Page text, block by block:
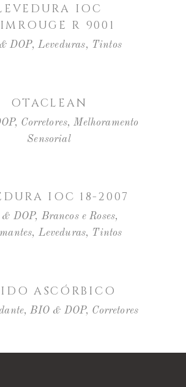
IOC
R 9001
DOP, Leveduras, Tintos
OTACLEAN
, Corretores,Melhoramento
Sensorial
IOC 18-2007
DOP, Brancos e Roses,
, Leveduras, Tintos
ASCÓRBICO
,BIO & DOP, Corretores